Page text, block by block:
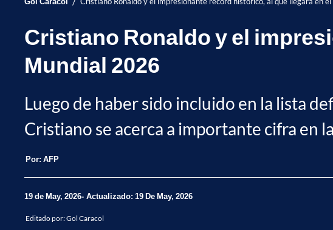
Cristiano Ronaldo y el
Mundial 2026
Luego de haber sido incluido en la lista
Cristiano se acerca a importante cifra en
Por: AFP
19 de May, 2026 Actualizado: 19 De May, 2026
Editado por:Gol Caracol